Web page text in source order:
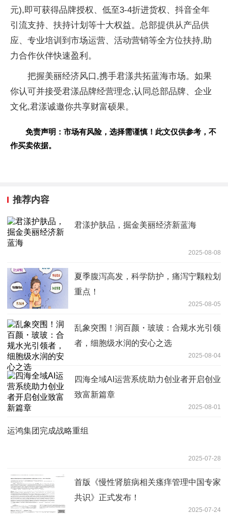
元),即可获得品牌授权、低至3-4折进货权、抖音全年
引流支持、扶持计划等十大权益。总部提供从产品供
应、专业培训到市场运营、活动营销等全方位扶持,助
力合作伙伴快速盈利。
把握美丽经济风口,携手君漾共拓蓝海市场。如果
你认可并接受君漾品牌经营理念,认同总部品牌、企业
文化,君漾诚邀你共享财富硕果。
免责声明：市场有风险，选择需谨慎！此文仅供参考，不
作买卖依据。
推荐内容
君漾护肤品，掘金美丽经济新蓝海
2025-08-08
夏季腹泻高发，科学防护，痛泻宁颗粒划
重点！
2025-08-05
乱象突围！润百颜・玻玻：合规水光引领
者，细胞级水润的安心之选
2025-08-04
四海全域AI运营系统助力创业者开启创业
致富新篇章
2025-08-01
运鸿集团完成战略重组
2025-07-28
首版《慢性肾脏病相关瘙痒管理中国专家
共识》正式发布！
2025-07-24